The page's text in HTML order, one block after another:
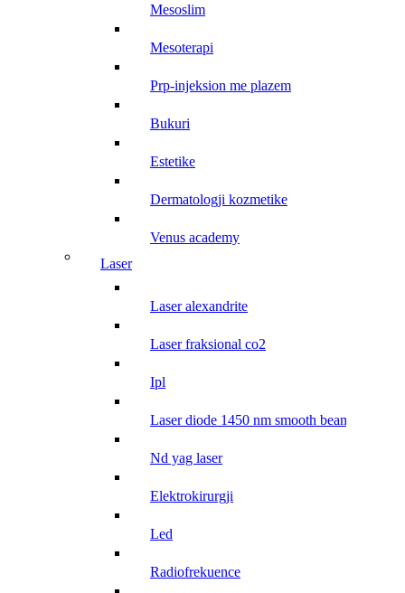
mesoslim
mesoterapi
prp-injeksion me plazem
bukuri
estetike
dermatologji kozmetike
venus academy
laser
laser alexandrite
laser fraksional co2
ipl
laser diode 1450 nm smooth beam
nd yag laser
elektrokirurgji
led
radiofrekuence